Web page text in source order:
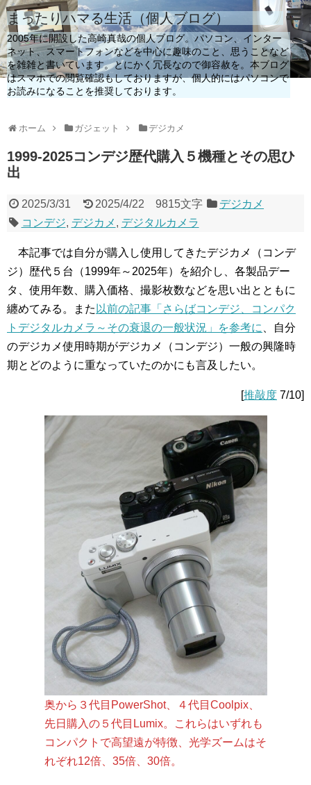
まったりハマる生活（個人ブログ）
2005年に開設した高崎真哉の個人ブログ。パソコン、インター
ネット、スマートフォンなどを中心に趣味のこと、思うことなど
を雑雑と書いています。とにかく冗長なので御容赦を。本ブログ
はスマホでの閲覧確認もしておりますが、個人的にはパソコンで
お読みになることを推奨しております。
ホーム ガジェット デジカメ
1999-2025コンデジ歴代購入５機種とその思ひ
出
2025/3/31 2025/4/22 9815文字
デジカメ
コンデジ, デジカメ , デジタルカメラ
本記事では自分が購入し使用してきたデジカメ（コンデ
ジ）歴代５台（1999年～2025年）を紹介し、各製品デー
タ、使用年数、購入価格、撮影枚数などを思い出とともに
纏めてみる。また 以前の記事「さらばコンデジ、コンパク
トデジタルカメラ～その衰退の一般状況」を参考に
、自分
のデジカメ使用時期がデジカメ（コンデジ）一般の興隆時
期とどのように重なっていたのかにも言及したい。
[推敲度 7/10]
奥から３代目PowerShot、４代目Coolpix、
先日購入の５代目Lumix。これらはいずれも
コンパクトで高望遠が特徴、光学ズームはそ
れぞれ12倍、35倍、30倍。